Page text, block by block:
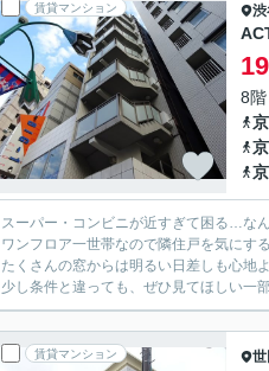
賃貸マンション
19
8
スーパー・コンビニが近すぎて困る…な
ワンフロア一世帯なので隣住戸を気にす
たくさんの窓からは明るい日差しも心地
少し条件と違っても、ぜひ見てほしい一
賃貸マンション